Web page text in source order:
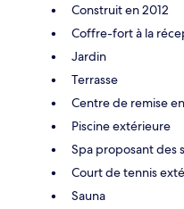
Construit en 2012
Coffre-fort à la
Jardin
Terrasse
Centre de remise
Piscine extérieure
Spa proposant des
Court de tennis
Sauna